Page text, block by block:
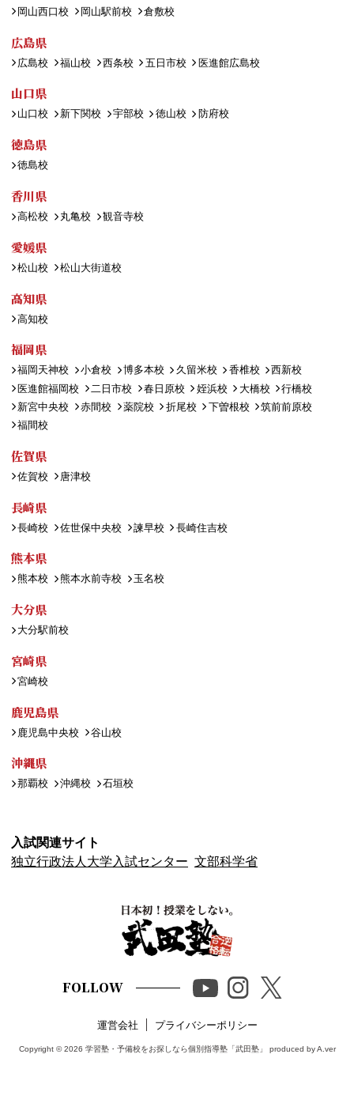
岡山西口校 岡山駅前校 倉敷校
広島県
広島校 福山校 西条校 五日市校 医進館広島校
山口県
山口校 新下関校 宇部校 徳山校 防府校
徳島県
徳島校
香川県
高松校 丸亀校 観音寺校
愛媛県
松山校 松山大街道校
高知県
高知校
福岡県
福岡天神校 小倉校 博多本校 久留米校 香椎校
西新校
医進館福岡校
二日市校 春日原校 姪浜校 大橋校
行橋校
新宮中央校
赤間校 薬院校 折尾校 下曽根校
筑前前原校
福間校
佐賀県
佐賀校 唐津校
長崎県
長崎校 佐世保中央校 諫早校 長崎住吉校
熊本県
熊本校 熊本水前寺校 玉名校
大分県
大分駅前校
宮崎県
宮崎校
鹿児島県
鹿児島中央校 谷山校
沖縄県
那覇校 沖縄校 石垣校
入試関連サイト
独立行政法人大学入試センター 文部科学省
FOLLOW
運営会社 プライバシーポリシー
Copyright © 2026 学習塾・予備校をお探しなら個別指導塾「武田塾」 produced by A.ver